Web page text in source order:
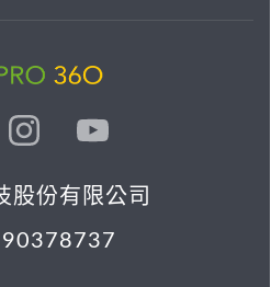
股份有限公司
90378737